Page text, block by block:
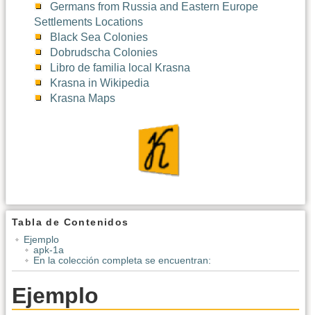
Germans from Russia and Eastern Europe
Settlements Locations
Black Sea Colonies
Dobrudscha Colonies
Libro de familia local Krasna
Krasna in Wikipedia
Krasna Maps
Tabla de Contenidos
Ejemplo
apk-1a
En la colección completa se encuentran:
Ejemplo